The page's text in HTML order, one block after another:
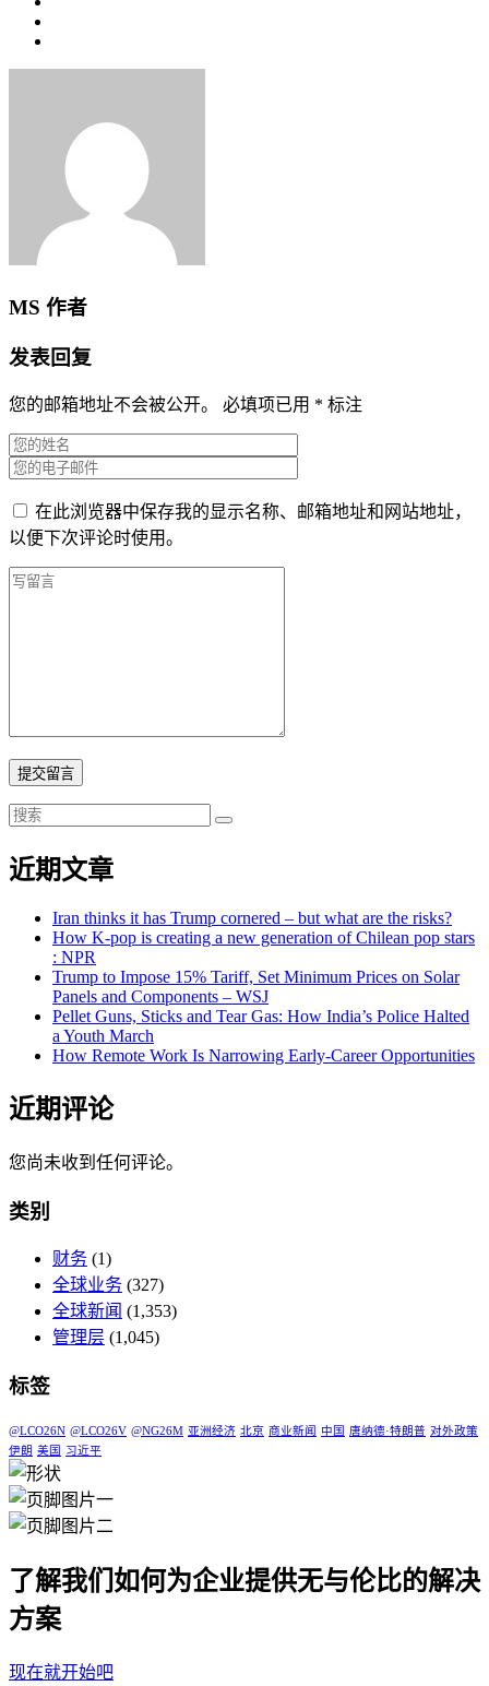
MS 作者
发表回复
您的邮箱地址不会被公开。 必填项已用 * 标注
在此浏览器中保存我的显示名称、邮箱地址和网站地址，
以便下次评论时使用。
提交留言
近期文章
Iran thinks it has Trump cornered – but what are the risks?
How K-pop is creating a new generation of Chilean pop stars
: NPR
Trump to Impose 15% Tariff, Set Minimum Prices on Solar
Panels and Components – WSJ
Pellet Guns, Sticks and Tear Gas: How India’s Police Halted
a Youth March
How Remote Work Is Narrowing Early-Career Opportunities
近期评论
您尚未收到任何评论。
类别
财务 (1)
全球业务 (327)
全球新闻 (1,353)
管理层 (1,045)
标签
@LCO26N @LCO26V @NG26M 亚洲经济 北京 商业新闻 中国 唐纳德·特朗普 对外政策
伊朗 美国 习近平
了解我们如何为企业提供无与伦比的解决
方案
现在就开始吧